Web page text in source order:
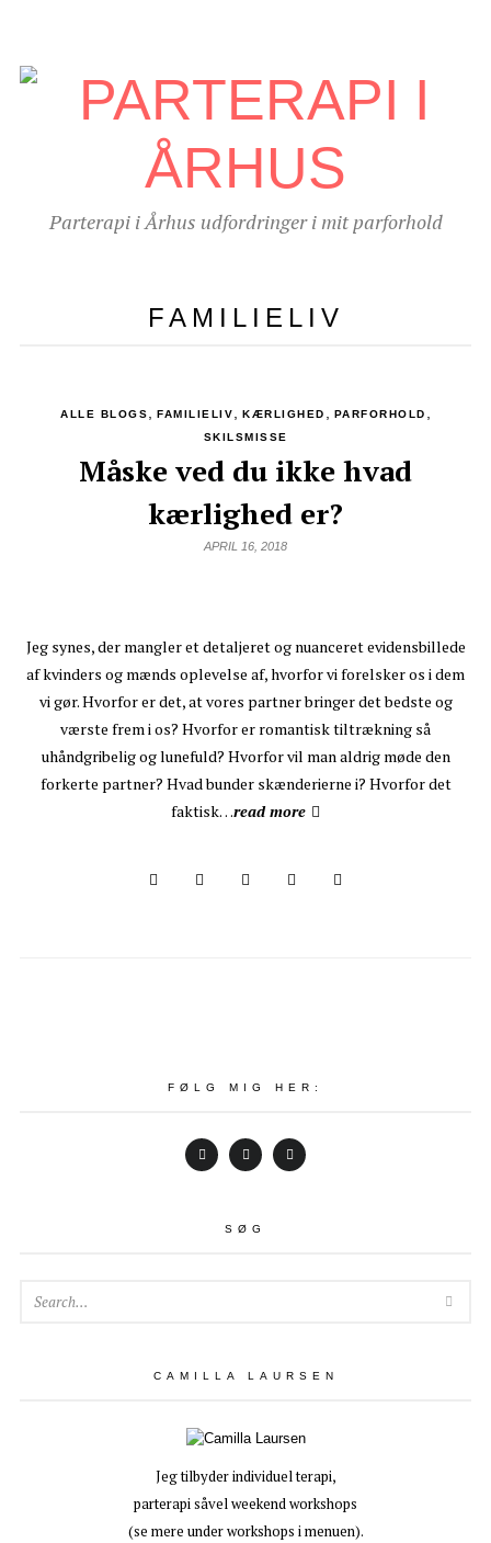
Parterapi i Århus udfordringer i mit parforhold
FAMILIELIV
ALLE BLOGS ,FAMILIELIV ,KÆRLIGHED PARFORHOLD
SKILSMISSE
Måske ved du ikke hvad
kærlighed er?
APRIL 16, 2018
Jeg synes, der mangler et detaljeret og nuanceret evidensbillede
af kvinders og mænds oplevelse af, hvorfor vi forelsker os i dem
vi gør. Hvorfor er det, at vores partner bringer det bedste og
værste frem i os? Hvorfor er romantisk tiltrækning så
uhåndgribelig og lunefuld? Hvorfor vil man aldrig møde den
forkerte partner? Hvad bunder skænderierne i? Hvorfor det
faktisk…read more
FØLG MIG HER:
SØG
CAMILLA LAURSEN
Jeg tilbyder individuel terapi,
parterapi såvel weekend workshops
(se mere under workshops i menuen).